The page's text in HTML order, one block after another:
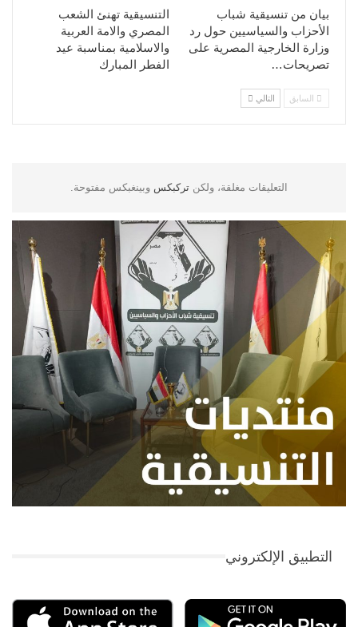
التنسيقية تهنئ الشعب
المصري والامة العربية
والاسلامية بمناسبة عيد
الفطر المبارك
بيان من تنسيقية شباب
الأحزاب والسياسيين حول رد
وزارة الخارجية المصرية على
تصريحات…
السابق التالي
التعليقات مغلقة، ولكن تركبكس وبينغبكس مفتوحة.
التطبيق الإلكتروني